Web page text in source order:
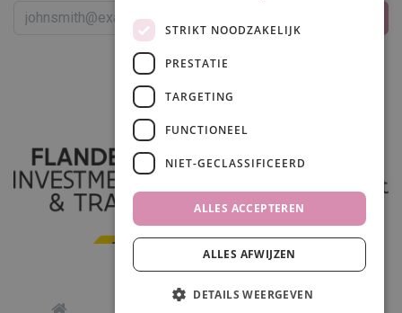
In winkelwagen
0
STRIKT NOODZAKELIJK
PRESTATIE
TARGETING
FUNCTIONEEL
NIET-GECLASSIFICEERD
ALLES ACCEPTEREN
ALLES AFWIJZEN
DETAILS WEERGEVEN